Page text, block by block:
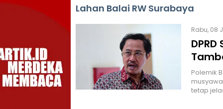
Lahan Balai RW Surabaya
Rabu, 08
Polemik
tetap